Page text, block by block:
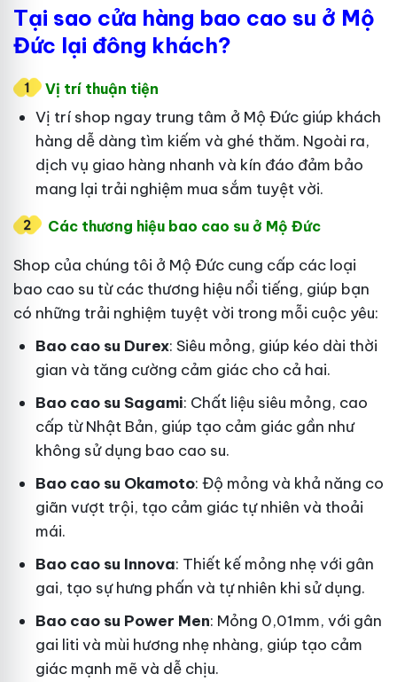
Tại sao cửa hàng bao cao su ở Mộ
Đức lại đông khách?
Vị trí thuận tiện
Vị trí shop ngay trung tâm ở Mộ Đức giúp khách
hàng dễ dàng tìm kiếm và ghé thăm. Ngoài ra,
dịch vụ giao hàng nhanh và kín đáo đảm bảo
mang lại trải nghiệm mua sắm tuyệt vời.
Các thương hiệu bao cao su ở Mộ Đức
Shop của chúng tôi ở Mộ Đức cung cấp các loại
bao cao su từ các thương hiệu nổi tiếng, giúp bạn
có những trải nghiệm tuyệt vời trong mỗi cuộc yêu:
Bao cao su Durex: Siêu mỏng, giúp kéo dài thời
gian và tăng cường cảm giác cho cả hai.
Bao cao su Sagami: Chất liệu siêu mỏng, cao
cấp từ Nhật Bản, giúp tạo cảm giác gần như
không sử dụng bao cao su.
Bao cao su Okamoto: Độ mỏng và khả năng co
giãn vượt trội, tạo cảm giác tự nhiên và thoải
mái.
Bao cao su Innova: Thiết kế mỏng nhẹ với gân
gai, tạo sự hưng phấn và tự nhiên khi sử dụng.
Bao cao su Power Men: Mỏng 0,01mm, với gân
gai liti và mùi hương nhẹ nhàng, giúp tạo cảm
giác mạnh mẽ và dễ chịu.